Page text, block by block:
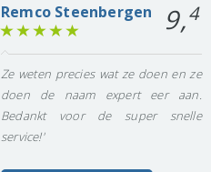
Remco Steenbergen 9,4
Ze weten precies wat ze doen en ze
doen de naam expert eer aan.
Bedankt voor de super snelle
service!'